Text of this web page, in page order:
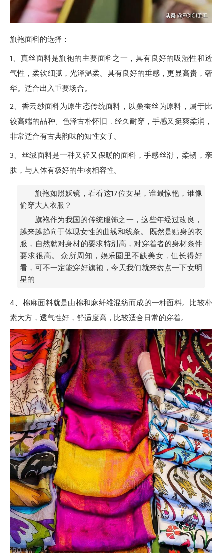
旗袍面料的选择：
1、真丝面料是旗袍的主要面料之一， 具有良好的吸湿性和透
气性，柔软细腻，光泽温柔。具有良好的垂感，更显高贵，奢
华。适合出入重要场合。
2、 香云纱面料为原生态传统面料，以桑蚕丝为原料，属于比
较高端的品种。色泽古朴怀旧，经久耐穿，手感又挺爽柔润，
非常适合有古典韵味的知性女子。
3、 丝绒面料是一种又轻又保暖的面料，手感丝滑，柔韧，亲
肤，与人体有极好的生物相容性。
旗袍如照妖镜，看看这17位女星，谁最惊艳，谁像
偷穿大人衣服？
旗袍作为我国的传统服饰之一，这些年经过改良，
越来越趋向于体现女性的曲线和线条。 既然是贴身的衣
服，自然就对身材的要求特别高，对穿着者的身材条件
要求很高。 众所周知，娱乐圈里不缺美女，但长得好
看，可不一定能穿好旗袍，今天我们就来盘点一下女明
星的
4、 棉麻面料就是由棉和麻纤维混纺而成的一种面料。比较朴
素大方，透气性好，舒适度高，比较适合日常的穿着。